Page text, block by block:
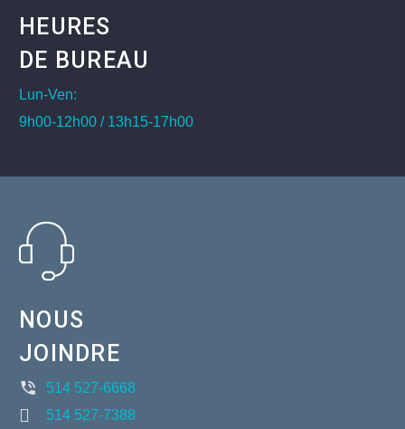
HEURES
DE BUREAU
Lun-Ven:
9h00-12h00 / 13h15-17h00
NOUS
JOINDRE
514 527-6668
514 527-7388